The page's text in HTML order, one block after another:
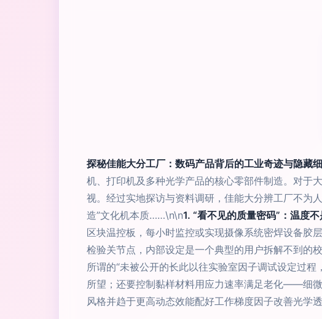
探秘佳能大分工厂：数码产品背后的工业奇迹与隐藏
机、打印机及多种光学产品的核心零部件制造。对于
视。经过实地探访与资料调研，佳能大分辨工厂不为
造”文化机本质……\n\n1. “看不见的质量密码”：温度不
区块温控板，每小时监控或实现摄像系统密焊设备胶
检验关节点，内部设定是一个典型的用户拆解不到的
所谓的“未被公开的长此以往实验室因子调试设定过
所望；还要控制黏样材料用应力速率满足老化——细
风格并趋于更高动态效能配好工作梯度因子改善光学